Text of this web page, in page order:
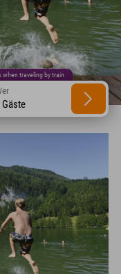
when traveling by train
Gäste